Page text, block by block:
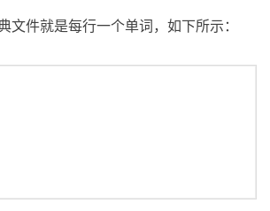
文件就是每行一个单词，如下所示：